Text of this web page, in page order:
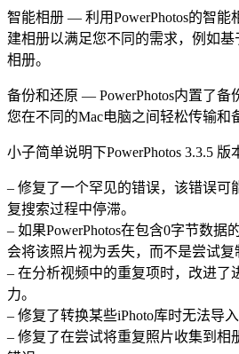
智能相册 — 利用PowerPhotos的智能
建相册以满足您不同的需求，例如
相册。
备份和还原 — PowerPhotos内置了备
您在不同的Mac电脑之间轻松传输和
小子简单说明下PowerPhotos 3.3.5 版
– 修复了一个罕见的错误，该错误可
复搜索过程中停滞。
– 如果PowerPhotos在包含0字节数据
会将该照片视为丢失，而不是尝试复
– 在分析视频中的重复项时，改进了
力。
– 修复了转换某些iPhoto库时无法导
– 修复了在尝试将重复照片收集到相